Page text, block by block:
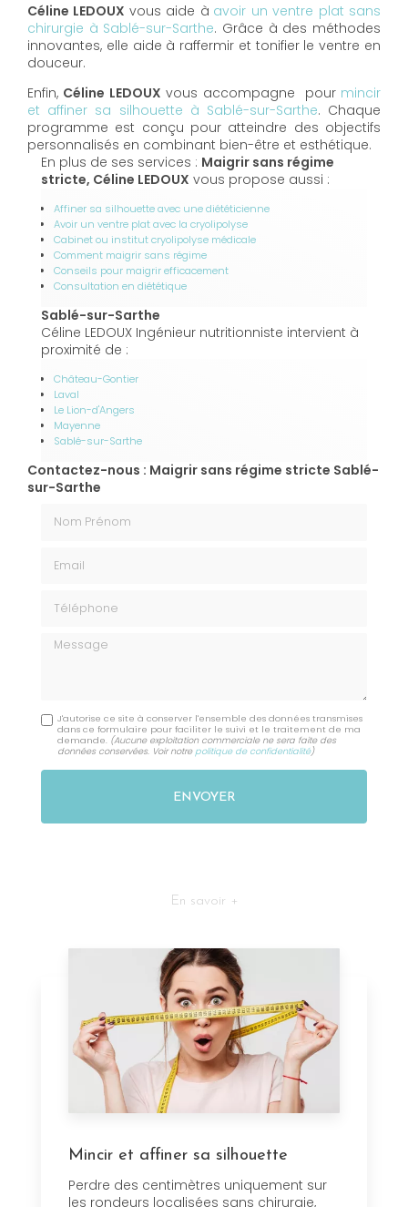
Céline LEDOUX vous aide à avoir un ventre plat sans
chirurgie à Sablé-sur-Sarthe. Grâce à des méthodes
innovantes, elle aide à raffermir et tonifier le ventre en
douceur.
Enfin, Céline LEDOUX vous accompagne pour mincir
et affiner sa silhouette à Sablé-sur-Sarthe. Chaque
programme est conçu pour atteindre des objectifs
personnalisés en combinant bien-être et esthétique.
En plus de ses services : Maigrir sans régime
stricte, Céline LEDOUX vous propose aussi :
Affiner sa silhouette avec une diététicienne
Avoir un ventre plat avec la cryolipolyse
Cabinet ou institut cryolipolyse médicale
Comment maigrir sans régime
Conseils pour maigrir efficacement
Consultation en diététique
Sablé-sur-Sarthe
Céline LEDOUX Ingénieur nutritionniste intervient à
proximité de :
Château-Gontier
Laval
Le Lion-d'Angers
Mayenne
Sablé-sur-Sarthe
Contactez-nous : Maigrir sans régime stricte Sablé-
sur-Sarthe
Message
J'autorise ce site à conserver l'ensemble des données transmises
dans ce formulaire pour faciliter le suivi et le traitement de ma
demande. (Aucune exploitation commerciale ne sera faite des
données conservées. Voir notre politique de confidentialité)
En savoir +
Mincir et affiner sa silhouette
Perdre des centimètres uniquement sur
les rondeurs localisées sans chirurgie,